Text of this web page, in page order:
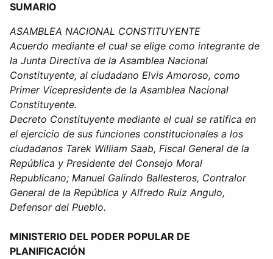
SUMARIO
ASAMBLEA NACIONAL CONSTITUYENTE
Acuerdo mediante el cual se elige como integrante de
la Junta Directiva de la Asamblea Nacional
Constituyente, al ciudadano Elvis Amoroso, como
Primer Vicepresidente de la Asamblea Nacional
Constituyente.
Decreto Constituyente mediante el cual se ratifica en
el ejercicio de sus funciones constitucionales a los
ciudadanos Tarek William Saab, Fiscal General de la
República y Presidente del Consejo Moral
Republicano; Manuel Galindo Ballesteros, Contralor
General de la República y Alfredo Ruiz Angulo,
Defensor del Pueblo.
MINISTERIO DEL PODER POPULAR DE
PLANIFICACIÓN